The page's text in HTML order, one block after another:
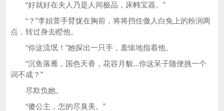
“好就好在夫人乃是人间极品，床帏宝器。”
“？”李姮萱手臂拢在胸前，将将挡住傲人白兔上的粉润两
点，转过身去瞪他。
“你这流氓！”她探出一只手，羞恼地指着他。
“沉鱼落雁，国色天香，花容月貌...你这呆子随便挑一个
词不成？”
尽欺负她。
“傻公主，怎的尽臭美。”